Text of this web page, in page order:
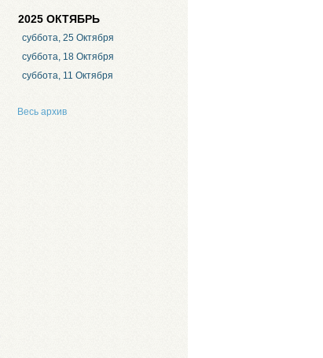
2025 ОКТЯБРЬ
суббота, 25 Октября
суббота, 18 Октября
суббота, 11 Октября
Весь архив